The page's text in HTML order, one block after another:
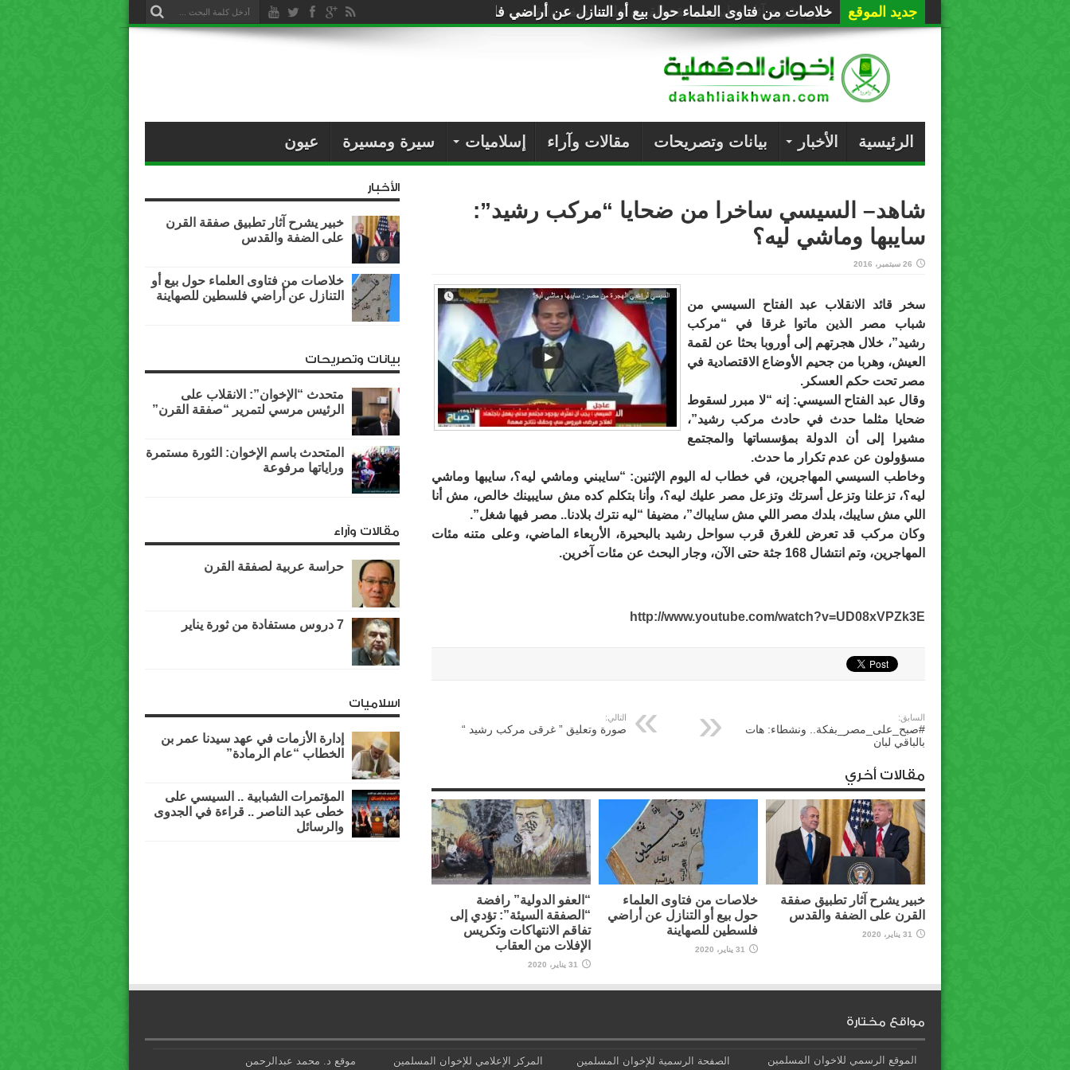
جديد الموقع خلاصات من فتاوى العلماء حول بيع أو التنازل عن أراضي فلسطين للصهاينة
الرئيسية الأخبار بيانات وتصريحات مقالات وآراء إسلاميات سيرة ومسيرة عيون
شاهد– السيسي ساخرا من ضحايا “مركب رشيد”:
سايبها وماشي ليه؟
26 سبتمبر، 2016
سخر قائد الانقلاب عبد الفتاح السيسي من
شباب مصر الذين ماتوا غرقا في “مركب
رشيد”، خلال هجرتهم إلى أوروبا بحثا عن لقمة
العيش، وهربا من جحيم الأوضاع الاقتصادية في
مصر تحت حكم العسكر.
وقال عبد الفتاح السيسي: إنه “لا مبرر لسقوط
ضحايا مثلما حدث في حادث مركب رشيد”،
مشيرا إلى أن الدولة بمؤسساتها والمجتمع
مسؤولون عن عدم تكرار ما حدث.
وخاطب السيسي المهاجرين، في خطاب له اليوم الإثنين: “سايبني وماشي ليه؟، سايبها وماشي
ليه؟، تزعلنا وتزعل أسرتك وتزعل مصر عليك ليه؟، وأنا بتكلم كده مش سايبينك خالص، مش أنا
اللي مش سايبك، بلدك مصر اللي مش سايباك”، مضيفا “ليه نترك بلادنا.. مصر فيها شغل”.
وكان مركب قد تعرض للغرق قرب سواحل رشيد بالبحيرة، الأربعاء الماضي، وعلى متنه مئات
المهاجرين، وتم انتشال 168 جثة حتى الآن، وجار البحث عن مئات آخرين.
http://www.youtube.com/watch?v=UD08xVPZk3E
السابق:
#صبح_على_مصر_بفكة.. ونشطاء: هات
بالباقي لبان
التالي:
صورة وتعليق ” غرقى مركب رشيد “
مقالات أخري
خبير يشرح آثار تطبيق صفقة
القرن على الضفة والقدس
31 يناير، 2020
خلاصات من فتاوى العلماء
حول بيع أو التنازل عن أراضي
فلسطين للصهاينة
31 يناير، 2020
“العفو الدولية” رافضة
“الصفقة السيئة”: تؤدي إلى
تفاقم الانتهاكات وتكريس
الإفلات من العقاب
31 يناير، 2020
الأخبار
خبير يشرح آثار تطبيق صفقة القرن
على الضفة والقدس
خلاصات من فتاوى العلماء حول بيع أو
التنازل عن أراضي فلسطين للصهاينة
بيانات وتصريحات
متحدث “الإخوان”: الانقلاب على
الرئيس مرسي لتمرير “صفقة القرن”
المتحدث باسم الإخوان: الثورة مستمرة
وراياتها مرفوعة
مقالات وآراء
حراسة عربية لصفقة القرن
7 دروس مستفادة من ثورة يناير
اسلاميات
إدارة الأزمات في عهد سيدنا عمر بن
الخطاب “عام الرمادة”
المؤتمرات الشبابية .. السيسي على
خطى عبد الناصر .. قراءة في الجدوى
والرسائل
مواقع مختارة
الموقع الرسمي للاخوان المسلمين الصفحة الرسمية للإخوان المسلمين المركز الإعلامي للإخوان المسلمين موقع د. محمد عبدالرحمن